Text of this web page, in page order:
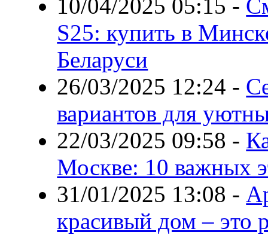
10/04/2025 05:15 -
S25: купить в
Беларуси
26/03/2025 12:24 -
вариантов для
22/03/2025 09:58 -
Москве: 10 важных
31/01/2025 13:08 -
красивый дом – это